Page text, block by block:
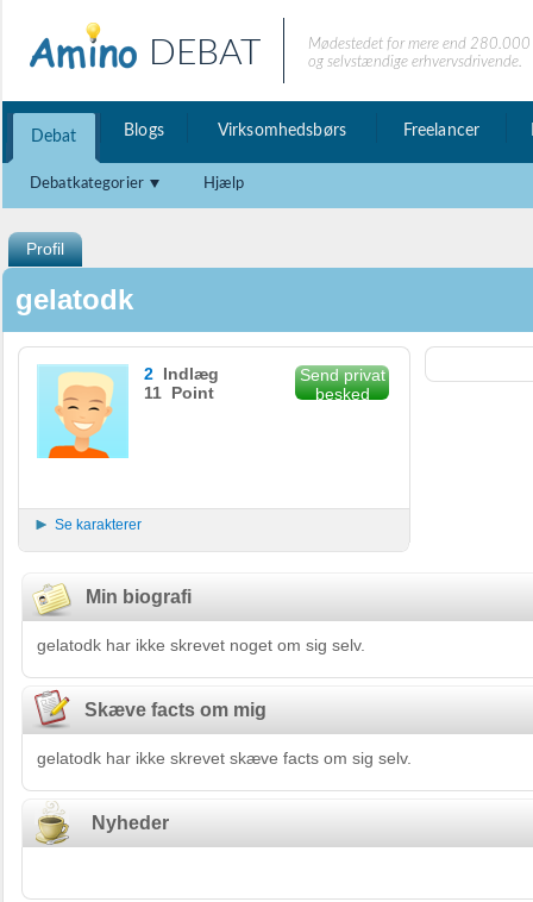
DEBAT
Mødestedet for mere end
og selvstændige erhvervsdrivende.
Debat Blogs Virksomhedsbørs Freelancer
Debatkategorier Hjælp
Profil
gelatodk
2 Indlæg
11 Point
Send privat
besked
Se karakterer
Min biografi
gelatodk har ikke skrevet noget om sig selv.
Skæve facts om mig
gelatodk har ikke skrevet skæve facts om sig selv.
Nyheder